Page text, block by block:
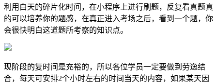
利用白天的碎片化时间，在小程序上进行刷题，反复看真题真
的可以培养你的题感，在真正进入考场之后，看到一个题，你
会很快明白这道题所考察的知识点。
现阶段的复时间是充裕的，所以各位学员一定要做到劳逸结
合，每天可安排2个小时左右的时间当天的内容，如果某天因